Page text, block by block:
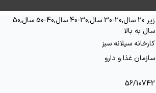
زیر 20 سال,20-30 سال,30-40 سال,40-50 سال,50
سال به بالا
كارخانه سيلانه سبز
سازمان غذا و دارو
56/10742